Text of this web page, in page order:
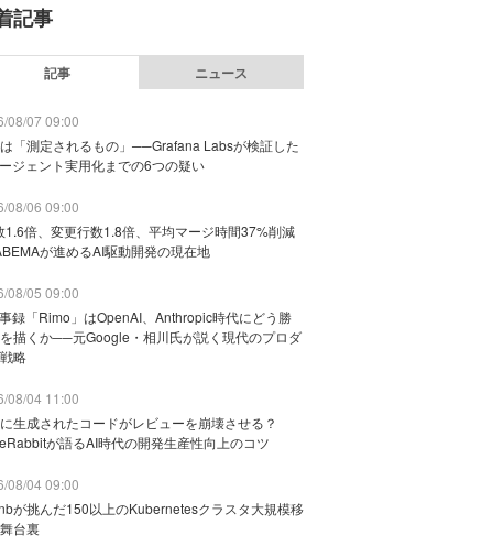
記事
記事 ニュース
08/07 09:00
「測定されるもの」──Grafana Labsが検証した
ジェント実用化までの6つの疑い
08/06 09:00
1.6倍、変更行数1.8倍、平均マージ時間37%削減
が進めるAI駆動開発の現在地
08/05 09:00
録「Rimo」はOpenAI、Anthropic時代にどう勝
描くか──元Google・相川氏が説く現代のプロダ
略
08/04 11:00
生成されたコードがレビューを崩壊させる？
が語るAI時代の開発生産性向上のコツ
08/04 09:00
が挑んだ150以上のKubernetesクラスタ大規模移
台裏